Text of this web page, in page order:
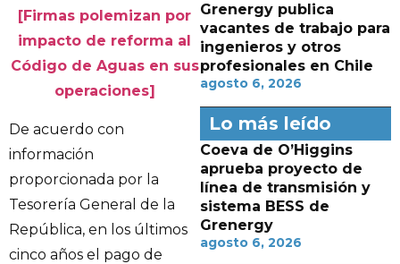
[Firmas polemizan por
impacto de reforma al
Código de Aguas en sus
operaciones]
De acuerdo con
información
proporcionada por la
Tesorería General de la
República, en los últimos
cinco años el pago de
Grenergy publica
vacantes de trabajo para
ingenieros y otros
profesionales en Chile
agosto 6, 2026
Lo más leído
Coeva de O’Higgins
aprueba proyecto de
línea de transmisión y
sistema BESS de
Grenergy
agosto 6, 2026